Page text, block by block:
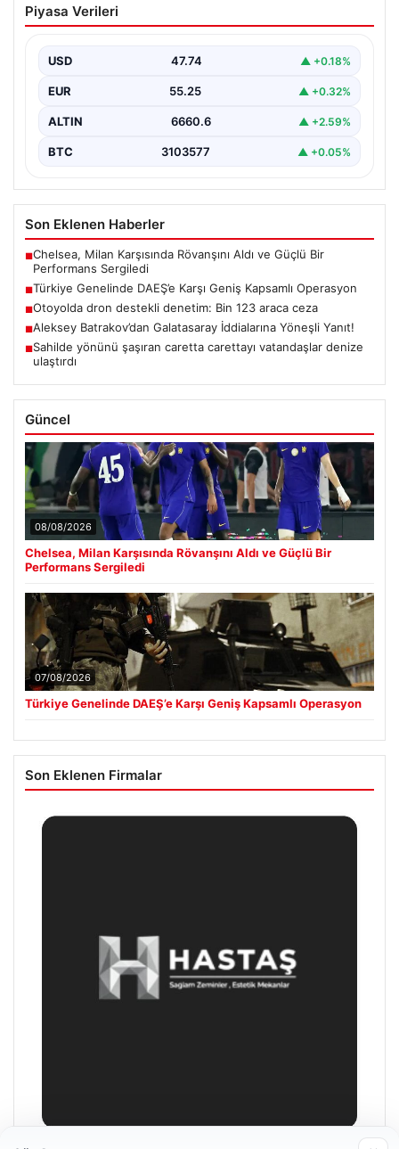
Kapsamlı Operasyon
yönelik 30 şehirde büyük çaplı bir operasyon
gerçekleştirildi. Jandarma…
Piyasa Verileri
USD 47.74 ▲ +0.18%
EUR 55.25 ▲ +0.32%
ALTIN 6660.6 ▲ +2.59%
BTC 3103577 ▲ +0.05%
Son Eklenen Haberler
■Chelsea, Milan Karşısında Rövanşını Aldı ve Güçlü Bir
Performans Sergiledi
■Türkiye Genelinde DAEŞ’e Karşı Geniş Kapsamlı Operasyon
■Otoyolda dron destekli denetim: Bin 123 araca ceza
■Aleksey Batrakov’dan Galatasaray İddialarına Yöneşli Yanıt!
■Sahilde yönünü şaşıran caretta carettayı vatandaşlar denize
ulaştırdı
Güncel
08/08/2026
Chelsea, Milan Karşısında Rövanşını Aldı ve Güçlü Bir
Performans Sergiledi
07/08/2026
Türkiye Genelinde DAEŞ’e Karşı Geniş Kapsamlı Operasyon
Son Eklenen Firmalar